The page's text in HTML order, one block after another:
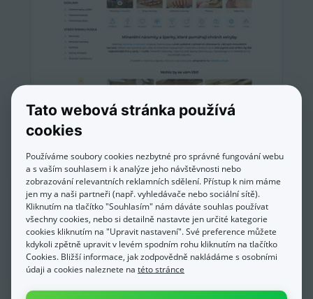
Estemia.cz
Tato webová stránka používá
cookies
Používáme soubory cookies nezbytné pro správné fungování webu
a s vaším souhlasem i k analýze jeho návštěvnosti nebo
zobrazování relevantních reklamních sdělení. Přístup k nim máme
jen my a naši partneři (např. vyhledávače nebo sociální sítě).
Kliknutím na tlačítko "Souhlasím" nám dáváte souhlas používat
všechny cookies, nebo si detailně nastavte jen určité kategorie
cookies kliknutím na "Upravit nastavení". Své preference můžete
kdykoli zpětně upravit v levém spodním rohu kliknutím na tlačítko
Cookies. Bližší informace, jak zodpovědně nakládáme s osobními
údaji a cookies naleznete na této stránce